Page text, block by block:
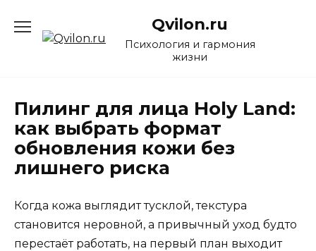
содержанию
Qvilon.ru
Психология и гармония
жизни
Пилинг для лица Holy Land:
как выбрать формат
обновления кожи без
лишнего риска
Когда кожа выглядит тусклой, текстура
становится неровной, а привычный уход будто
перестаёт работать, на первый план выходит